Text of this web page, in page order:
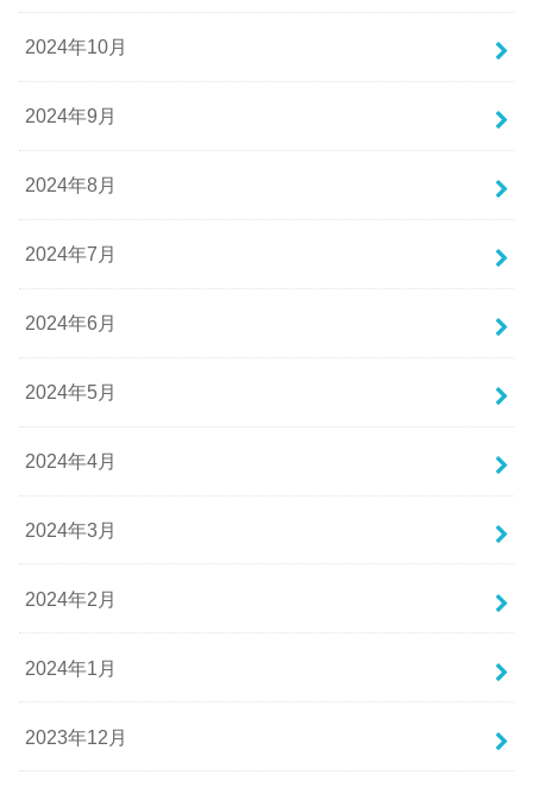
2024年10月
2024年9月
2024年8月
2024年7月
2024年6月
2024年5月
2024年4月
2024年3月
2024年2月
2024年1月
2023年12月